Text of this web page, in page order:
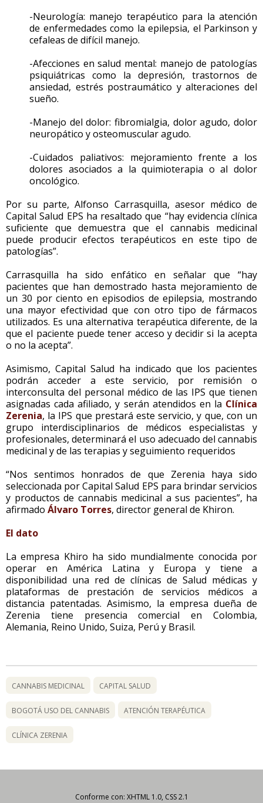
-Neurología: manejo terapéutico para la atención
de enfermedades como la epilepsia, el Parkinson y
cefaleas de difícil manejo.
-Afecciones en salud mental: manejo de patologías
psiquiátricas como la depresión, trastornos de
ansiedad, estrés postraumático y alteraciones del
sueño.
-Manejo del dolor: fibromialgia, dolor agudo, dolor
neuropático y osteomuscular agudo.
-Cuidados paliativos: mejoramiento frente a los
dolores asociados a la quimioterapia o al dolor
oncológico.
Por su parte, Alfonso Carrasquilla, asesor médico de
Capital Salud EPS ha resaltado que “hay evidencia clínica
suficiente que demuestra que el cannabis medicinal
puede producir efectos terapéuticos en este tipo de
patologías”.
Carrasquilla ha sido enfático en señalar que “hay
pacientes que han demostrado hasta mejoramiento de
un 30 por ciento en episodios de epilepsia, mostrando
una mayor efectividad que con otro tipo de fármacos
utilizados. Es una alternativa terapéutica diferente, de la
que el paciente puede tener acceso y decidir si la acepta
o no la acepta”.
Asimismo, Capital Salud ha indicado que los pacientes
podrán acceder a este servicio, por remisión o
interconsulta del personal médico de las IPS que tienen
asignadas cada afiliado, y serán atendidos en la Clínica
Zerenia, la IPS que prestará este servicio, y que, con un
grupo interdisciplinarios de médicos especialistas y
profesionales, determinará el uso adecuado del cannabis
medicinal y de las terapias y seguimiento requeridos
“Nos sentimos honrados de que Zerenia haya sido
seleccionada por Capital Salud EPS para brindar servicios
y productos de cannabis medicinal a sus pacientes”, ha
afirmado Álvaro Torres, director general de Khiron.
El dato
La empresa Khiro ha sido mundialmente conocida por
operar en América Latina y Europa y tiene a
disponibilidad una red de clínicas de Salud médicas y
plataformas de prestación de servicios médicos a
distancia patentadas. Asimismo, la empresa dueña de
Zerenia tiene presencia comercial en Colombia,
Alemania, Reino Unido, Suiza, Perú y Brasil.
CANNABIS MEDICINAL CAPITAL SALUD
BOGOTÁ USO DEL CANNABIS ATENCIÓN TERAPÉUTICA
CLÍNICA ZERENIA
Conforme con: XHTML 1.0, CSS 2.1